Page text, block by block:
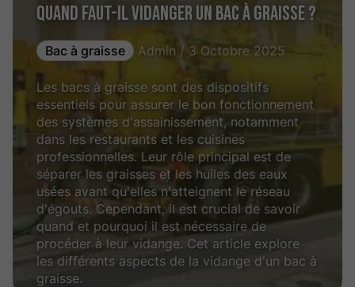
Quand faut-il vidanger un bac à graisse ?
Bac à graisse Admin / 3 Octobre 2025
Les bacs à graisse sont des dispositifs
essentiels pour assurer le bon fonctionnement
des systèmes d'assainissement, notamment
dans les restaurants et les cuisines
professionnelles. Leur rôle principal est de
séparer les graisses et les huiles des eaux
usées avant qu'elles n'atteignent le réseau
d'égouts. Cependant, il est crucial de savoir
quand et pourquoi il est nécessaire de
procéder à leur vidange. Cet article explore
les différents aspects de la vidange d'un bac à
graisse.